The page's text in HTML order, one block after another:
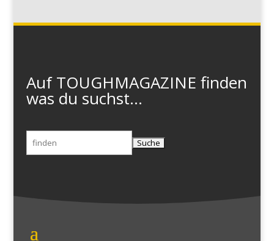
Auf TOUGHMAGAZINE finden
was du suchst...
Suchen